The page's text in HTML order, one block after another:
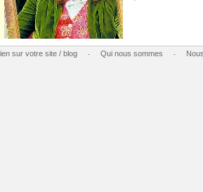
sur votre site / blog - Qui nous sommes -